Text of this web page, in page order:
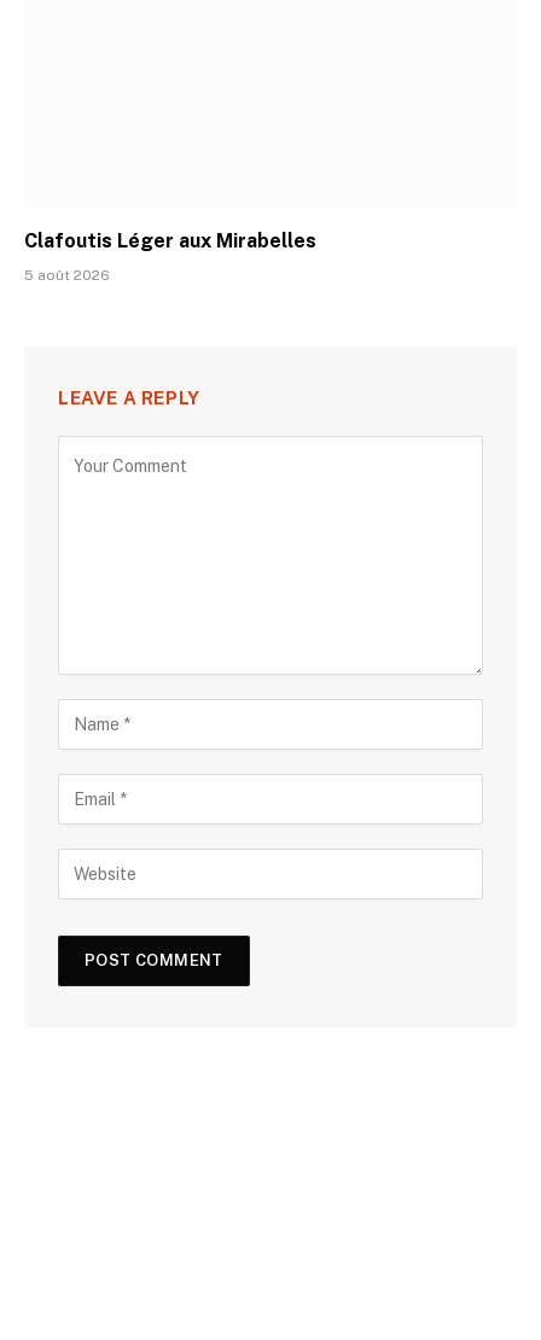
Clafoutis Léger aux Mirabelles
5 août 2026
LEAVE A REPLY